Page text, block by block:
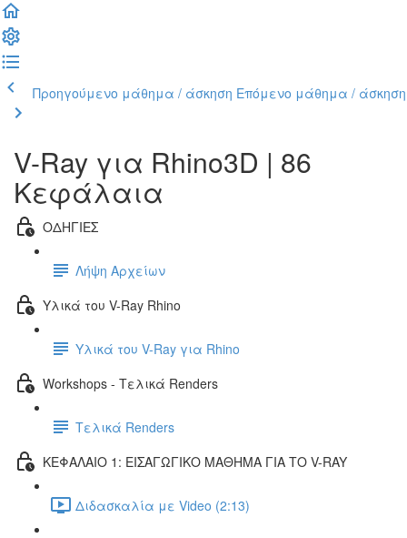
Προηγούμενο μάθημα / άσκηση Επόμενο μάθημα / άσκηση
V-Ray για Rhino3D | 86
Κεφάλαια
ΟΔΗΓΙΕΣ
Λήψη Αρχείων
Υλικά του V-Ray Rhino
Υλικά του V-Ray για Rhino
Workshops - Τελικά Renders
Τελικά Renders
ΚΕΦΑΛΑΙΟ 1: ΕΙΣΑΓΩΓΙΚΟ ΜΑΘΗΜΑ ΓΙΑ ΤΟ V-RAY
Διδασκαλία με Video (2:13)